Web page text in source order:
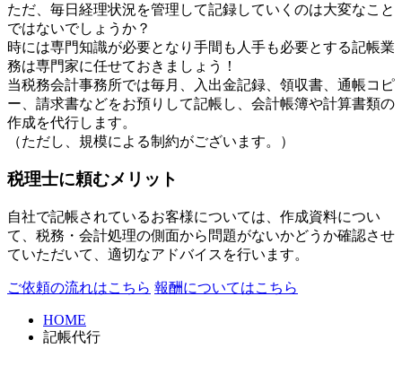
ただ、毎日経理状況を管理して記録していくのは大変なこと
ではないでしょうか？
時には専門知識が必要となり手間も人手も必要とする記帳業
務は専門家に任せておきましょう！
当税務会計事務所では毎月、入出金記録、領収書、通帳コピ
ー、請求書などをお預りして記帳し、会計帳簿や計算書類の
作成を代行します。
（ただし、規模による制約がございます。）
税理士に頼むメリット
自社で記帳されているお客様については、作成資料につい
て、税務・会計処理の側面から問題がないかどうか確認させ
ていただいて、適切なアドバイスを行います。
ご依頼の流れはこちら 報酬についてはこちら
HOME
記帳代行